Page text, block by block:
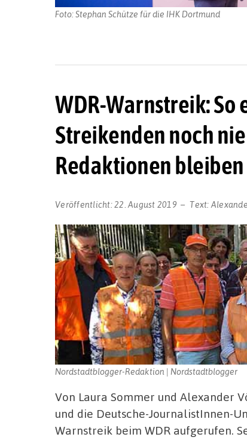
Foto: Stephan Schütze für die IHK Dortmund
WDR-Warnstreik: So
Streikenden noch
Redaktionen
Veröffentlicht:22. August 2019 Text:
Nordstadtblogger-Redaktion | Nordstadtblogger
Von Laura Sommer und Alexander
und die Deutsche-JournalistInnen-
Warnstreik beim WDR aufgerufen.